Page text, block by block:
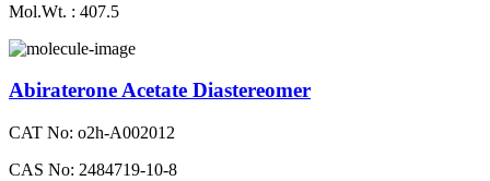
Mol.Wt. : 407.5
Abiraterone Acetate Diastereomer
CAT No: o2h-A002012
CAS No: 2484719-10-8